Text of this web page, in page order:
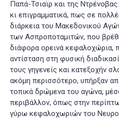
Παπά-Τσιαϊρ και της
κι επιγραμματικά, πως σε
διάρκεια του Μακεδονικού
των Ασπροποταμιτών, που
διάφορα ορεινά κεφαλοχώρια,
αντίσταση στη φυσική
τους γηγενείς και κατεξοχήν
ακόμη περισσότερο, υπήρξαν
τοπικά δρώμενα του αγώνα,
περιβάλλον, όπως στην
γύρω κεφαλοχωριών του